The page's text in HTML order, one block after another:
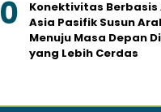
Konektivitas Berbasis
Asia Pasifik Susun
Menuju Masa Depan
yang Lebih Cerdas